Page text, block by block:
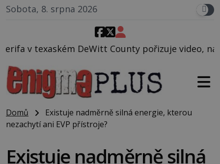
Sobota, 8. srpna 2026
County pořizuje video, na kterém před jeho
Domů
Existuje nadměrně silná energie, kterou
nezachytí ani EVP přístroje?
Existuje nadměrně silná